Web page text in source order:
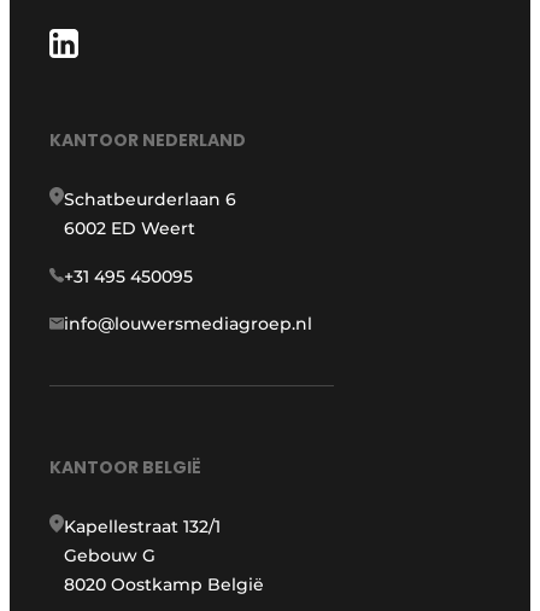
KANTOOR NEDERLAND
Schatbeurderlaan 6
6002 ED Weert
+31 495 450095
info@louwersmediagroep.nl
KANTOOR BELGIË
Kapellestraat 132/1
Gebouw G
8020 Oostkamp België